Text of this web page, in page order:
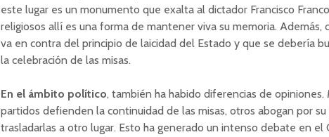
este lugar es un monumento que exalta al dictador Francisco
religiosos allí es una forma de mantener viva su memoria. Además,
va en contra del principio de laicidad del Estado y que se debería
la celebración de las misas.
En el ámbito político, también ha habido diferencias de opiniones.
partidos defienden la continuidad de las misas, otros abogan por
trasladarlas a otro lugar. Esto ha generado un intenso debate en el